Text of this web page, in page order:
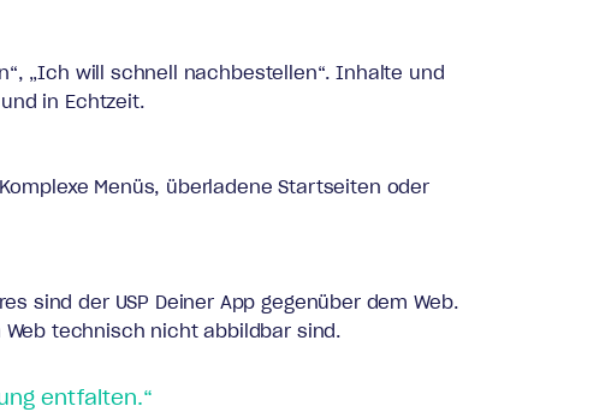
„Ich will schnell nachbestellen“. Inhalte und
in Echtzeit.
Menüs, überladene Startseiten oder
sind der USP Deiner App gegenüber dem Web.
technisch nicht abbildbar sind.
entfalten.“